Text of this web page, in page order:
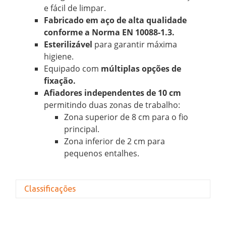
e fácil de limpar.
Fabricado em aço de alta qualidade
conforme a Norma EN 10088-1.3.
Esterilizável para garantir máxima
higiene.
Equipado com múltiplas opções de
fixação.
Afiadores independentes de 10 cm
permitindo duas zonas de trabalho:
Zona superior de 8 cm para o fio
principal.
Zona inferior de 2 cm para
pequenos entalhes.
Classificações